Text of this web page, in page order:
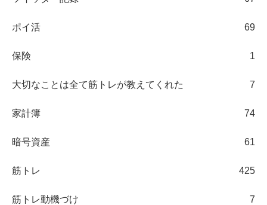
ポイ活 69
保険 1
大切なことは全て筋トレが教えてくれた 7
家計簿 74
暗号資産 61
筋トレ 425
筋トレ動機づけ 7